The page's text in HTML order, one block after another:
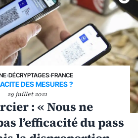
›DÉCRYPTAGES›FRANCE
DES MESURES ?
29 juillet 2021
: « Nous ne
l’efficacité du pass